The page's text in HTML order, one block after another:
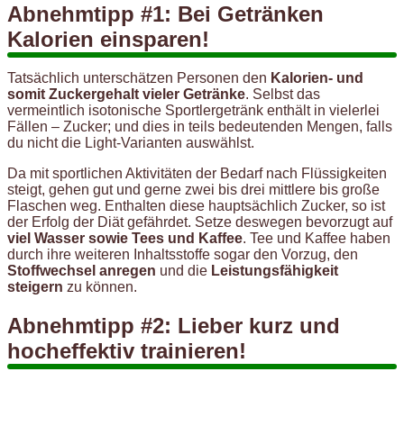
Abnehmtipp #1: Bei Getränken
Kalorien einsparen!
Tatsächlich unterschätzen Personen den Kalorien- und
somit Zuckergehalt vieler Getränke. Selbst das
vermeintlich isotonische Sportlergetränk enthält in vielerlei
Fällen – Zucker; und dies in teils bedeutenden Mengen, falls
du nicht die Light-Varianten auswählst.
Da mit sportlichen Aktivitäten der Bedarf nach Flüssigkeiten
steigt, gehen gut und gerne zwei bis drei mittlere bis große
Flaschen weg. Enthalten diese hauptsächlich Zucker, so ist
der Erfolg der Diät gefährdet. Setze deswegen bevorzugt auf
viel Wasser sowie Tees und Kaffee. Tee und Kaffee haben
durch ihre weiteren Inhaltsstoffe sogar den Vorzug, den
Stoffwechsel anregen und die Leistungsfähigkeit
steigern zu können.
Abnehmtipp #2: Lieber kurz und
hocheffektiv trainieren!